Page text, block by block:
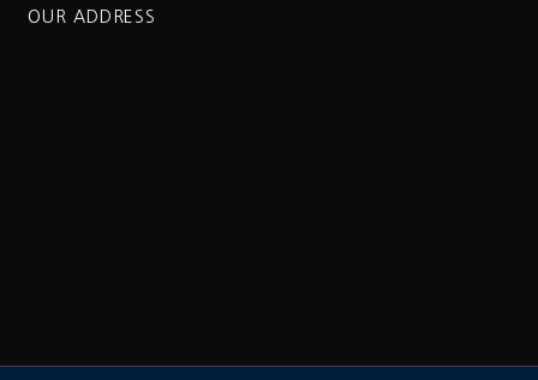
OUR ADDRESS